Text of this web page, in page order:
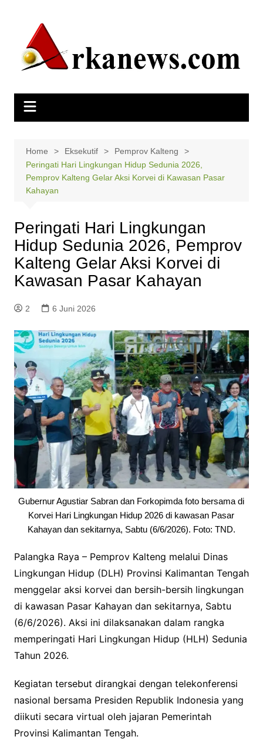
Home Eksekutif
Pemprov Kalteng
Peringati Hari Lingkungan Hidup Sedunia 2026,
Pemprov Kalteng Gelar Aksi Korvei di Kawasan Pasar
Kahayan
Peringati Hari Lingkungan
Hidup Sedunia 2026, Pemprov
Kalteng Gelar Aksi Korvei di
Kawasan Pasar Kahayan
2 6 Juni 2026
Gubernur Agustiar Sabran dan Forkopimda foto bersama di
Korvei Hari Lingkungan Hidup 2026 di kawasan Pasar
Kahayan dan sekitarnya, Sabtu (6/6/2026). Foto: TND.
Palangka Raya – Pemprov Kalteng melalui Dinas
Lingkungan Hidup (DLH) Provinsi Kalimantan Tengah
menggelar aksi korvei dan bersih-bersih lingkungan
di kawasan Pasar Kahayan dan sekitarnya, Sabtu
(6/6/2026). Aksi ini dilaksanakan dalam rangka
memperingati Hari Lingkungan Hidup (HLH) Sedunia
Tahun 2026.
Kegiatan tersebut dirangkai dengan telekonferensi
nasional bersama Presiden Republik Indonesia yang
diikuti secara virtual oleh jajaran Pemerintah
Provinsi Kalimantan Tengah.